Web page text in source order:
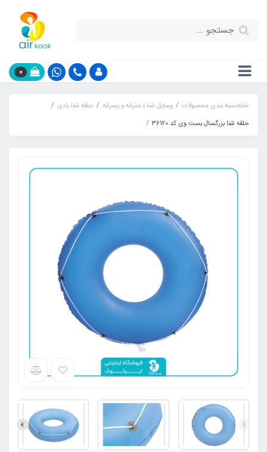
0
خانهدسته بندی محصولات وسایل شنا دخترانه و پسرانه
حلقه شنا بادی
حلقه شنا بزرگسال بست وی کد 36120